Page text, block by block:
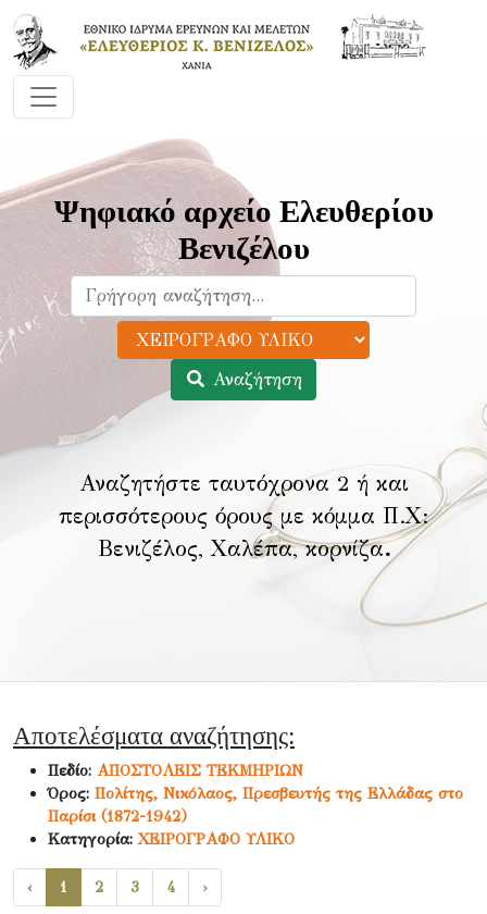
Ψηφιακό αρχείο Ελευθερίου
Βενιζέλου
Αναζήτηση
Αναζητήστε ταυτόχρονα 2 ή και
περισσότερους όρους με κόμμα Π.Χ:
Βενιζέλος, Χαλέπα, κορνίζα.
Αποτελέσματα αναζήτησης:
Πεδίο: ΑΠΟΣΤΟΛΕΙΣ ΤΕΚΜΗΡΙΩΝ
Όρος: Πολίτης, Νικόλαος, Πρεσβευτής της Ελλάδας στο
Παρίσι (1872-1942)
Κατηγορία:ΧΕΙΡΟΓΡΑΦΟ ΥΛΙΚΟ
‹ 1 2 3 4 ›